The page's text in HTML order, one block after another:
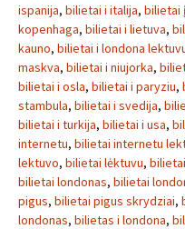
ispanija, bilietai i italija, bilietai
kopenhaga, bilietai i lietuva,
kauno, bilietai i londona
maskva, bilietai i niujorka,
bilietai i osla, bilietai i paryziu,
stambula, bilietai i svedija,
bilietai i turkija, bilietai i usa,
internetu, bilietai internetu
lektuvo, bilietai lėktuvu,
bilietai londonas, bilietai
pigus, bilietai pigus skrydziai,
londonas, bilietas i londona,